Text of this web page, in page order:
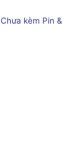
kèm Pin &